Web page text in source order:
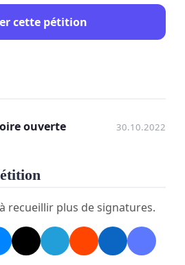
cette pétition
ouverte 30.10.2022
recueillir plus de signatures.